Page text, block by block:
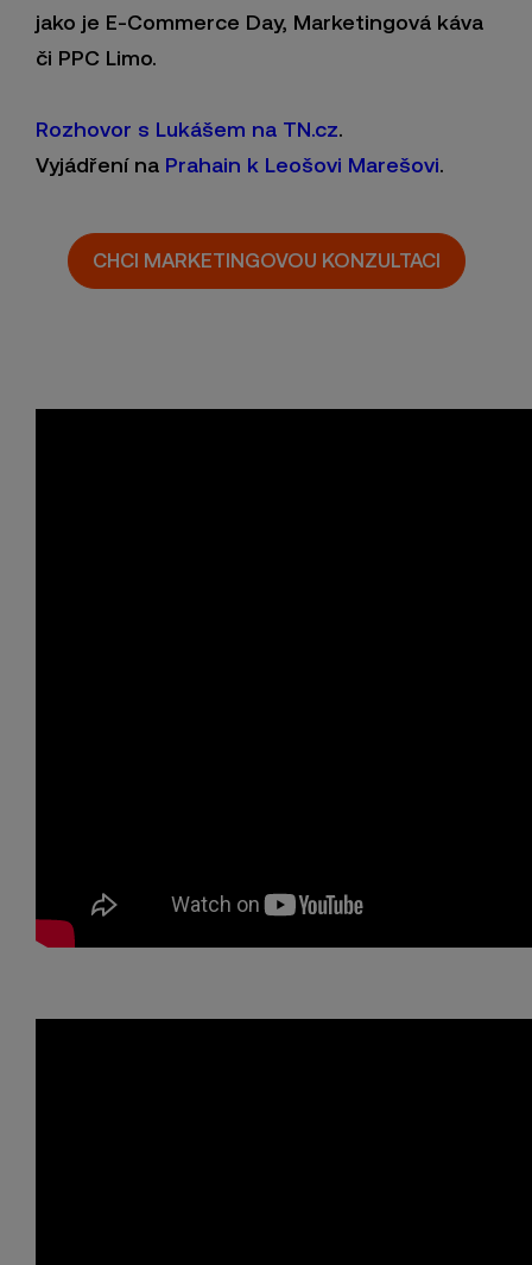
jako je E-Commerce Day, Marketingová káva
či PPC Limo.
Rozhovor s Lukášem na TN.cz.
Vyjádření na Prahain k Leošovi Marešovi.
CHCI MARKETINGOVOU KONZULTACI